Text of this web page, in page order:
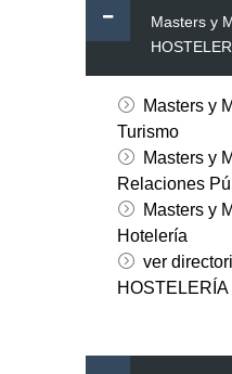
Masters y
Masters y
Turismo
Masters y
Relaciones
Masters y
Hotelería
ver
HOSTELERÍA